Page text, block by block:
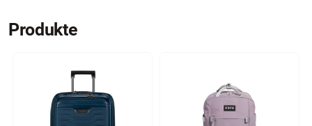
Produkte